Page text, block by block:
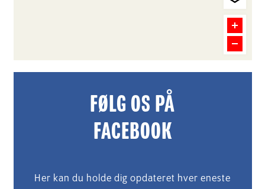
FØLG OS PÅ
FACEBOOK
Her kan du holde dig opdateret hver eneste